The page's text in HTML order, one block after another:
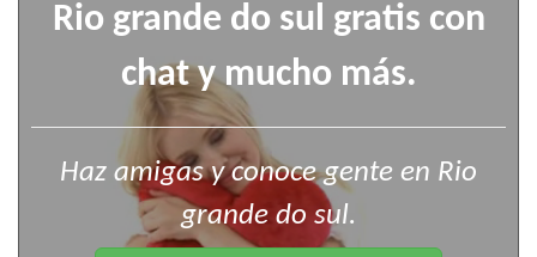
Rio grande do sul gratis con
chat y mucho más.
Haz amigas y conoce gente en Rio
grande do sul.